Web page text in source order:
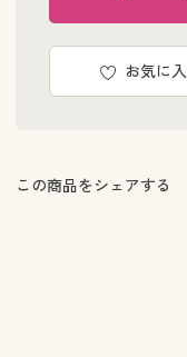
お気に
この商品をシェアする